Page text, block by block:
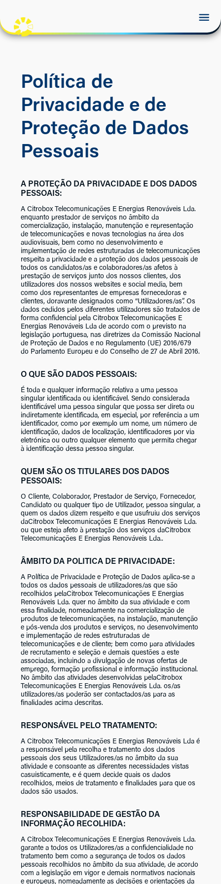
Política de
Privacidade e de
Proteção de Dados
Pessoais
A PROTEÇÃO DA PRIVACIDADE E DOS DADOS
PESSOAIS:
A Citrobox Telecomunicações E Energias Renováveis Lda.
enquanto prestador de serviços no âmbito da
comercialização, instalação, manutenção e representação
de telecomunicações e novas tecnologias na área dos
audiovisuais, bem como no desenvolvimento e
implementação de redes estruturadas de telecomunicações
respeita a privacidade e a proteção dos dados pessoais de
todos os candidatos/as e colaboradores/as afetos à
prestação de serviços junto dos nossos clientes, dos
utilizadores dos nossos websites e social media, bem
como dos representantes de empresas fornecedoras e
clientes, doravante designados como “Utilizadores/as”. Os
dados cedidos pelos diferentes utilizadores são tratados de
forma confidencial pela Citrobox Telecomunicações E
Energias Renováveis Lda de acordo com o previsto na
legislação portuguesa, nas diretrizes da Comissão Nacional
de Proteção de Dados e no Regulamento (UE) 2016/679
do Parlamento Europeu e do Conselho de 27 de Abril 2016.
O QUE SÃO DADOS PESSOAIS:
É toda e qualquer informação relativa a uma pessoa
singular identificada ou identificável. Sendo considerada
identificável uma pessoa singular que possa ser direta ou
indiretamente identificada, em especial, por referência a um
identificador, como por exemplo um nome, um número de
identificação, dados de localização, identificadores por via
eletrónica ou outro qualquer elemento que permita chegar
à identificação dessa pessoa singular.
QUEM SÃO OS TITULARES DOS DADOS
PESSOAIS:
O Cliente, Colaborador, Prestador de Serviço, Fornecedor,
Candidato ou qualquer tipo de Utilizador, pessoa singular, a
quem os dados dizem respeito e que usufruiu dos serviços
daCitrobox Telecomunicações E Energias Renováveis Lda.
ou que esteja afeto à prestação dos serviços daCitrobox
Telecomunicações E Energias Renováveis Lda..
ÂMBITO DA POLITICA DE PRIVACIDADE:
A Política de Privacidade e Proteção de Dados aplica-se a
todos os dados pessoais de utilizadores/as que são
recolhidos pelaCitrobox Telecomunicações E Energias
Renováveis Lda. quer no âmbito da sua atividade e com
essa finalidade, nomeadamente na comercialização de
produtos de telecomunicações, na instalação, manutenção
e pós-venda dos produtos e serviços, no desenvolvimento
e implementação de redes estruturadas de
telecomunicações e de cliente; bem como para atividades
de recrutamento e seleção e demais questões a este
associadas, incluindo a divulgação de novas ofertas de
emprego, formação profissional e informação institucional.
No âmbito das atividades desenvolvidas pelaCitrobox
Telecomunicações E Energias Renováveis Lda. os/as
utilizadores/as poderão ser contactados/as para as
finalidades acima descritas.
RESPONSÁVEL PELO TRATAMENTO:
A Citrobox Telecomunicações E Energias Renováveis Lda é
a responsável pela recolha e tratamento dos dados
pessoais dos seus Utilizadores/as no âmbito da sua
atividade e consoante as diferentes necessidades vistas
casuisticamente, e é quem decide quais os dados
recolhidos, meios de tratamento e finalidades para que os
dados são usados.
RESPONSABILIDADE DE GESTÃO DA
INFORMAÇÃO RECOLHIDA:
A Citrobox Telecomunicações E Energias Renováveis Lda.
garante a todos os Utilizadores/as a confidencialidade no
tratamento bem como a segurança de todos os dados
pessoais recolhidos no âmbito da sua atividade, de acordo
com a legislação em vigor e demais normativos nacionais
e europeus, nomeadamente as decisões e orientações da